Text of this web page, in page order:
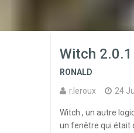
Witch
RONALD
r.leroux
24
Witch , un autre
un fenêtre qui était